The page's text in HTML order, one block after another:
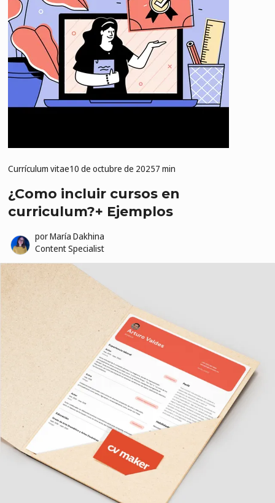
¿Como incluir cursos en
curriculum?+ Ejemplos
Currículum vitae10 de octubre de 20257 min
porMaría Dakhina
Content Specialist